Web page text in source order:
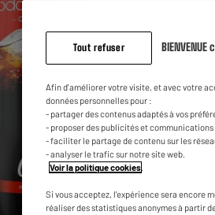
Tout refuser BIENVENUE
Afin d'améliorer votre visite, et avec votre
données personnelles pour :
- partager des contenus adaptés à vos
- proposer des publicités et communications
- faciliter le partage de contenu sur les
- analyser le trafic sur notre site web.
Voir la politique cookies
Si vous acceptez, l'expérience sera encore
réaliser des statistiques anonymes à partir